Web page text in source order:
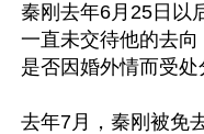
秦刚去年6月25日以
一直未交待他的去
是否因婚外情而受处
去年7月，秦刚被免